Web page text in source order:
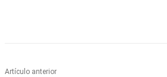
Artículo anterior